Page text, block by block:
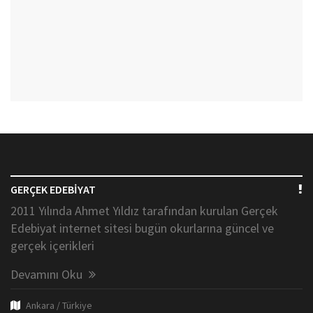
GERÇEK EDEBİYAT
2011 Yılında Ahmet Yıldız tarafından kurulan Gerçek
Edebiyat internet sitesi bugün okurlarına güncel ve
gerçek içerikleri
Devamını Oku
Ankara / Türkiye